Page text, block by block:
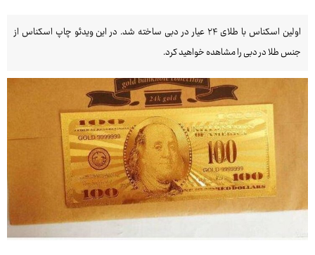
اولین اسکناس با طلای ۲۴ عیار در دبی ساخته شد. در این ویدئو چاپ اسکناس از
جنس طلا در دبی را مشاهده خواهید کرد.